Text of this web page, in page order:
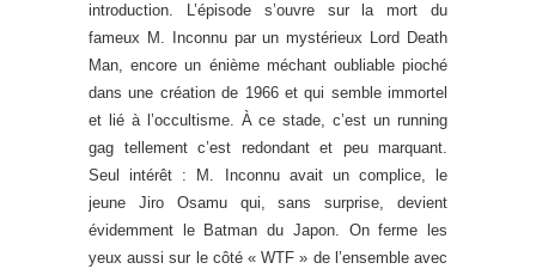
introduction. L’épisode s’ouvre sur la mort du
fameux M. Inconnu par un mystérieux Lord Death
Man, encore un énième méchant oubliable pioché
dans une création de 1966 et qui semble immortel
et lié à l’occultisme. À ce stade, c’est un running
gag tellement c’est redondant et peu marquant.
Seul intérêt : M. Inconnu avait un complice, le
jeune Jiro Osamu qui, sans surprise, devient
évidemment le Batman du Japon. On ferme les
yeux aussi sur le côté « WTF » de l’ensemble avec